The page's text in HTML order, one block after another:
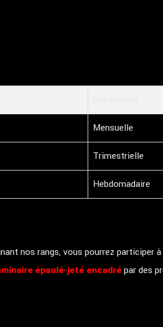
Mensuelle
Trimestrielle
Hebdomadaire
nos rangs, vous pourrez participer à
épaulé-jeté encadrépar des